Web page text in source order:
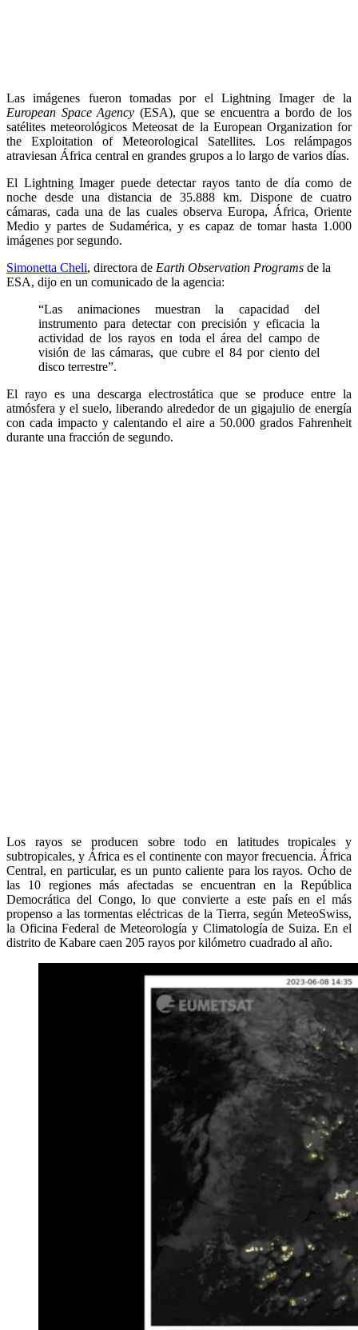
Las imágenes fueron tomadas por el Lightning Imager de la
European Space Agency (ESA), que se encuentra a bordo de los
satélites meteorológicos Meteosat de la European Organization for
the Exploitation of Meteorological Satellites. Los relámpagos
atraviesan África central en grandes grupos a lo largo de varios días.
El Lightning Imager puede detectar rayos tanto de día como de
noche desde una distancia de 35.888 km. Dispone de cuatro
cámaras, cada una de las cuales observa Europa, África, Oriente
Medio y partes de Sudamérica, y es capaz de tomar hasta 1.000
imágenes por segundo.
Simonetta Cheli, directora de Earth Observation Programs de la
ESA, dijo en un comunicado de la agencia:
“Las animaciones muestran la capacidad del
instrumento para detectar con precisión y eficacia la
actividad de los rayos en toda el área del campo de
visión de las cámaras, que cubre el 84 por ciento del
disco terrestre”.
El rayo es una descarga electrostática que se produce entre la
atmósfera y el suelo, liberando alrededor de un gigajulio de energía
con cada impacto y calentando el aire a 50.000 grados Fahrenheit
durante una fracción de segundo.
Los rayos se producen sobre todo en latitudes tropicales y
subtropicales, y África es el continente con mayor frecuencia. África
Central, en particular, es un punto caliente para los rayos. Ocho de
las 10 regiones más afectadas se encuentran en la República
Democrática del Congo, lo que convierte a este país en el más
propenso a las tormentas eléctricas de la Tierra, según MeteoSwiss,
la Oficina Federal de Meteorología y Climatología de Suiza. En el
distrito de Kabare caen 205 rayos por kilómetro cuadrado al año.